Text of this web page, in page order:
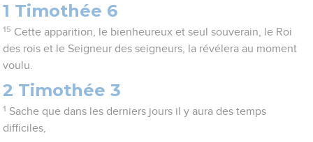
1 Timothée 6
15 Cette apparition, le bienheureux et seul souverain, le Roi
des rois et le Seigneur des seigneurs, la révélera au moment
voulu.
2 Timothée 3
1 Sache que dans les derniers jours il y aura des temps
difficiles,